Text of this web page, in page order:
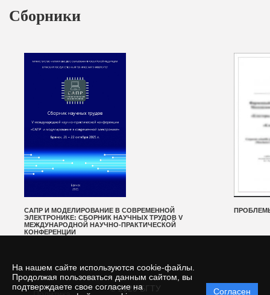
На нашем сайте используются cookie-файлы.
Продолжая пользоваться данным сайтом, вы
подтверждаете свое согласие на
Согласен
Сборники
САПР И МОДЕЛИРОВАНИЕ В СОВРЕМЕННОЙ
ЭЛЕКТРОНИКЕ: СБОРНИК НАУЧНЫХ ТРУДОВ V
МЕЖДУНАРОДНОЙ НАУЧНО-ПРАКТИЧЕСКОЙ
КОНФЕРЕНЦИИ
© 2025 БГТУ